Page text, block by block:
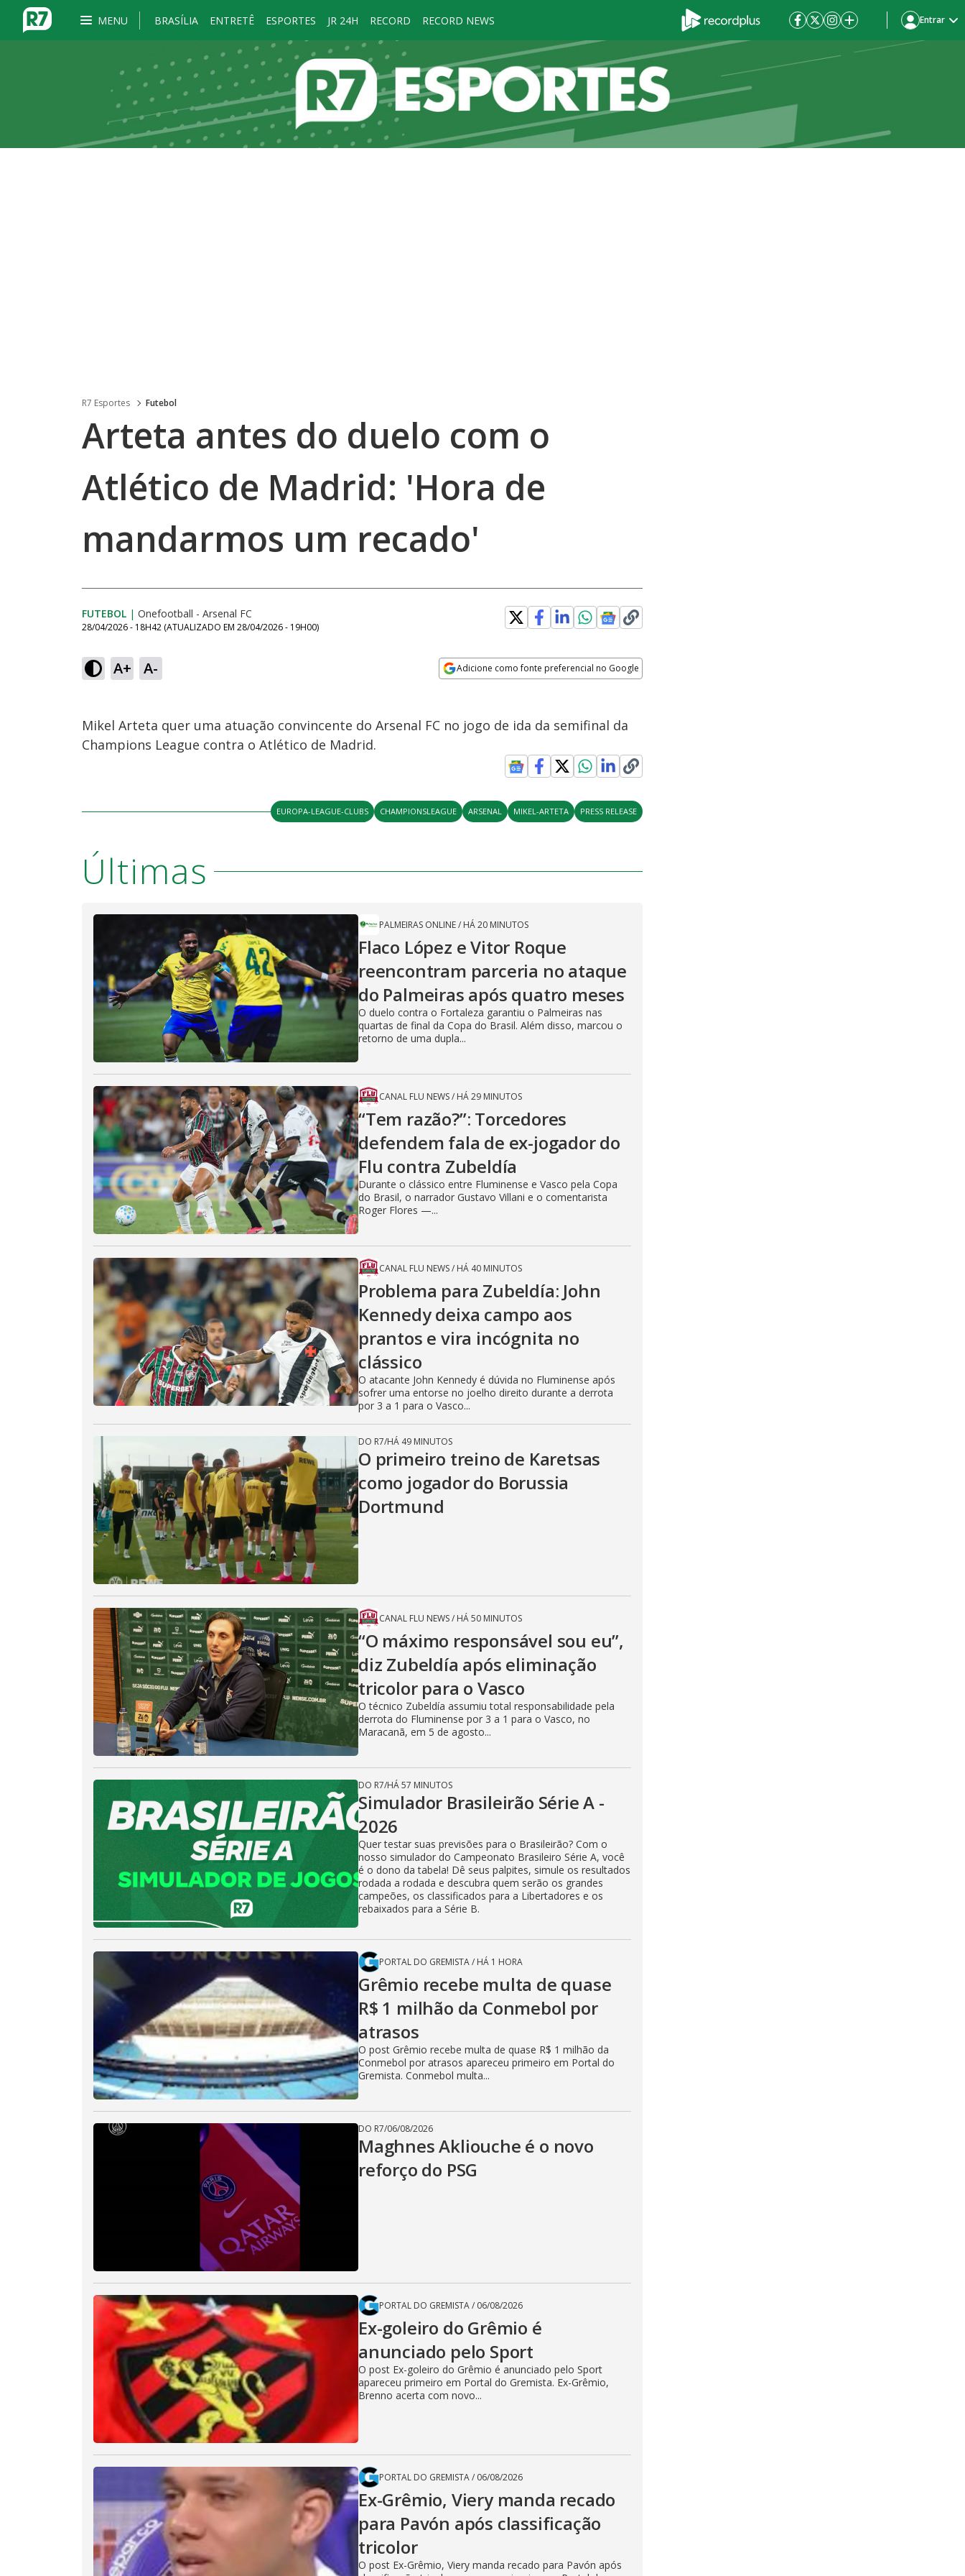
MENU BRASÍLIA ENTRETÊ ESPORTES JR 24H RECORD RECORD NEWS Entrar
R7 Esportes Futebol
Arteta antes do duelo com o
Atlético de Madrid: 'Hora de
mandarmos um recado'
FUTEBOL | Onefootball - Arsenal FC
28/04/2026 - 18H42 (ATUALIZADO EM 28/04/2026 - 19H00)
A+ A- Adicione como fonte preferencial no Google
Mikel Arteta quer uma atuação convincente do Arsenal FC no jogo de ida da semifinal da
Champions League contra o Atlético de Madrid.
EUROPA-LEAGUE-CLUBS CHAMPIONSLEAGUE ARSENAL MIKEL-ARTETA PRESS RELEASE
Últimas
PALMEIRAS ONLINE/ HÁ 20 MINUTOS
Flaco López e Vitor Roque
reencontram parceria no ataque
do Palmeiras após quatro meses
O duelo contra o Fortaleza garantiu o Palmeiras nas
quartas de final da Copa do Brasil. Além disso, marcou o
retorno de uma dupla...
CANAL FLU NEWS/ HÁ 29 MINUTOS
“Tem razão?”: Torcedores
defendem fala de ex-jogador do
Flu contra Zubeldía
Durante o clássico entre Fluminense e Vasco pela Copa
do Brasil, o narrador Gustavo Villani e o comentarista
Roger Flores —...
CANAL FLU NEWS/ HÁ 40 MINUTOS
Problema para Zubeldía: John
Kennedy deixa campo aos
prantos e vira incógnita no
clássico
O atacante John Kennedy é dúvida no Fluminense após
sofrer uma entorse no joelho direito durante a derrota
por 3 a 1 para o Vasco...
DO R7/HÁ 49 MINUTOS
O primeiro treino de Karetsas
como jogador do Borussia
Dortmund
CANAL FLU NEWS/ HÁ 50 MINUTOS
“O máximo responsável sou eu”,
diz Zubeldía após eliminação
tricolor para o Vasco
O técnico Zubeldía assumiu total responsabilidade pela
derrota do Fluminense por 3 a 1 para o Vasco, no
Maracanã, em 5 de agosto...
DO R7/HÁ 57 MINUTOS
Simulador Brasileirão Série A -
2026
Quer testar suas previsões para o Brasileirão? Com o
nosso simulador do Campeonato Brasileiro Série A, você
é o dono da tabela! Dê seus palpites, simule os resultados
rodada a rodada e descubra quem serão os grandes
campeões, os classificados para a Libertadores e os
rebaixados para a Série B.
PORTAL DO GREMISTA/ HÁ 1 HORA
Grêmio recebe multa de quase
R$ 1 milhão da Conmebol por
atrasos
O post Grêmio recebe multa de quase R$ 1 milhão da
Conmebol por atrasos apareceu primeiro em Portal do
Gremista. Conmebol multa...
DO R7/06/08/2026
Maghnes Akliouche é o novo
reforço do PSG
PORTAL DO GREMISTA/ 06/08/2026
Ex-goleiro do Grêmio é
anunciado pelo Sport
O post Ex-goleiro do Grêmio é anunciado pelo Sport
apareceu primeiro em Portal do Gremista. Ex-Grêmio,
Brenno acerta com novo...
PORTAL DO GREMISTA/ 06/08/2026
Ex-Grêmio, Viery manda recado
para Pavón após classificação
tricolor
O post Ex-Grêmio, Viery manda recado para Pavón após